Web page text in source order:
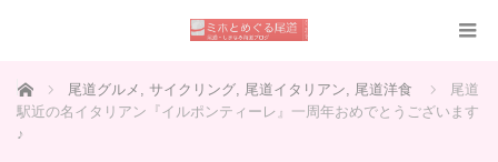
ホーム 尾道グルメ , サイクリング, 尾道イタリアン, 尾道洋食
尾道
駅近の名イタリアン『イルポンティーレ』一周年おめでとうございます
♪